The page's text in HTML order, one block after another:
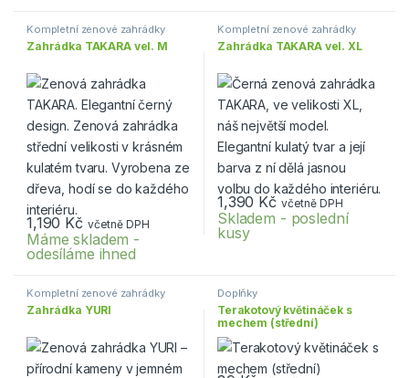
Kompletní zenové zahrádky
Zahrádka TAKARA vel. M
1,190 Kč včetně DPH
Máme skladem -
odesíláme ihned
Kompletní zenové zahrádky
Zahrádka TAKARA vel. XL
1,390 Kč včetně DPH
Skladem - poslední
kusy
Kompletní zenové zahrádky
Zahrádka YURI
Doplňky
Terakotový květináček s
mechem (střední)